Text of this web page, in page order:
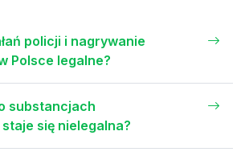
policji i nagrywanie
Polsce legalne?
substancjach
się nielegalna?